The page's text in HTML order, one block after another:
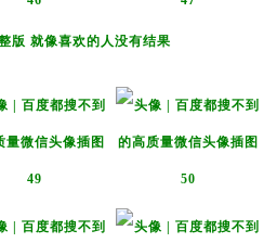
版 就像喜欢的人没有结果